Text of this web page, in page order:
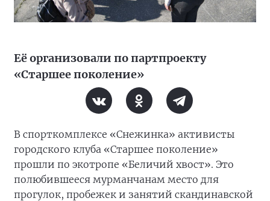
Её организовали по партпроекту
«Старшее поколение»
В спорткомплексе «Снежинка» активисты
городского клуба «Старшее поколение»
прошли по экотропе «Беличий хвост». Это
полюбившееся мурманчанам место для
прогулок, пробежек и занятий скандинавской